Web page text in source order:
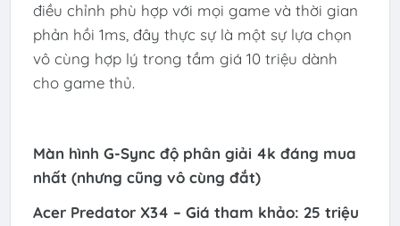
điều chỉnh phù hợp với mọi game và thời gian
phản hồi 1ms, đây thực sự là một sự lựa chọn
vô cùng hợp lý trong tầm giá 10 triệu dành
cho game thủ.
Màn hình G-Sync độ phân giải 4k đáng mua
nhất (nhưng cũng vô cùng đắt)
Acer Predator X34 – Giá tham khảo: 25 triệu